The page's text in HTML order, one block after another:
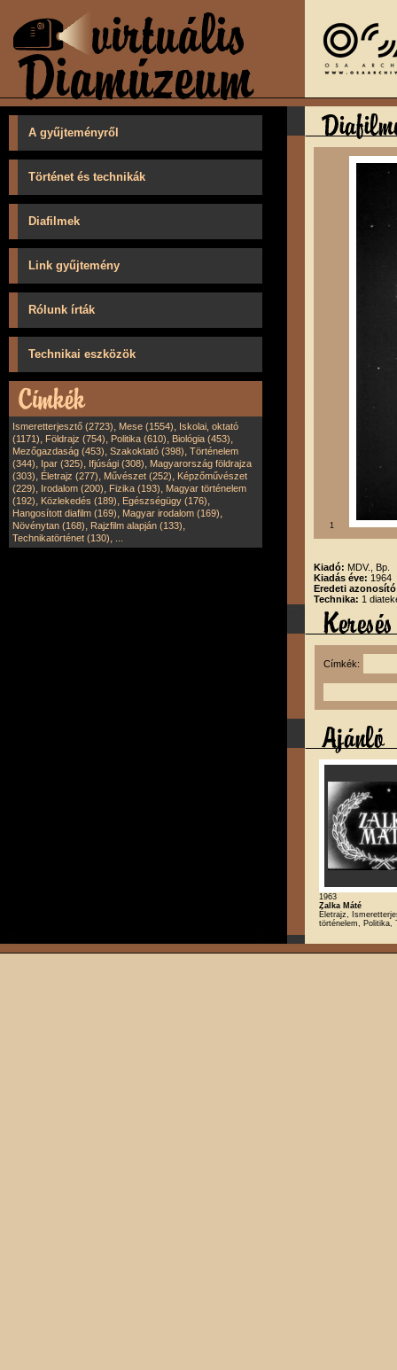
A gyűjteményről
Történet és technikák
Diafilmek
Link gyűjtemény
Rólunk írták
Technikai eszközök
Ismeretterjesztő (2723), Mese (1554), Iskolai, oktató
(1171), Földrajz (754), Politika (610), Biológia (453),
Mezőgazdaság (453), Szakoktató (398), Történelem
(344), Ipar (325), Ifjúsági (308), Magyarország földrajza
(303), Életrajz (277), Művészet (252), Képzőművészet
(229), Irodalom (200), Fizika (193), Magyar történelem
(192), Közlekedés (189), Egészségügy (176),
Hangosított diafilm (169), Magyar irodalom (169),
Növénytan (168), Rajzfilm alapján (133),
Technikatörténet (130),
1
Kiadó: MDV., Bp.
Kiadás éve: 1964
Eredeti
Technika: 1
Címkék:
1963
Zalka Máté
Életrajz,
történelem, Politika,